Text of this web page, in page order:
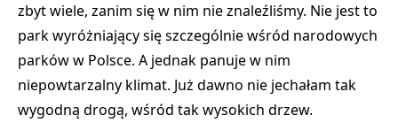
zbyt wiele, zanim się w nim nie znaleźliśmy. Nie jest to
park wyróżniający się szczególnie wśród narodowych
parków w Polsce. A jednak panuje w nim
niepowtarzalny klimat. Już dawno nie jechałam tak
wygodną drogą, wśród tak wysokich drzew.